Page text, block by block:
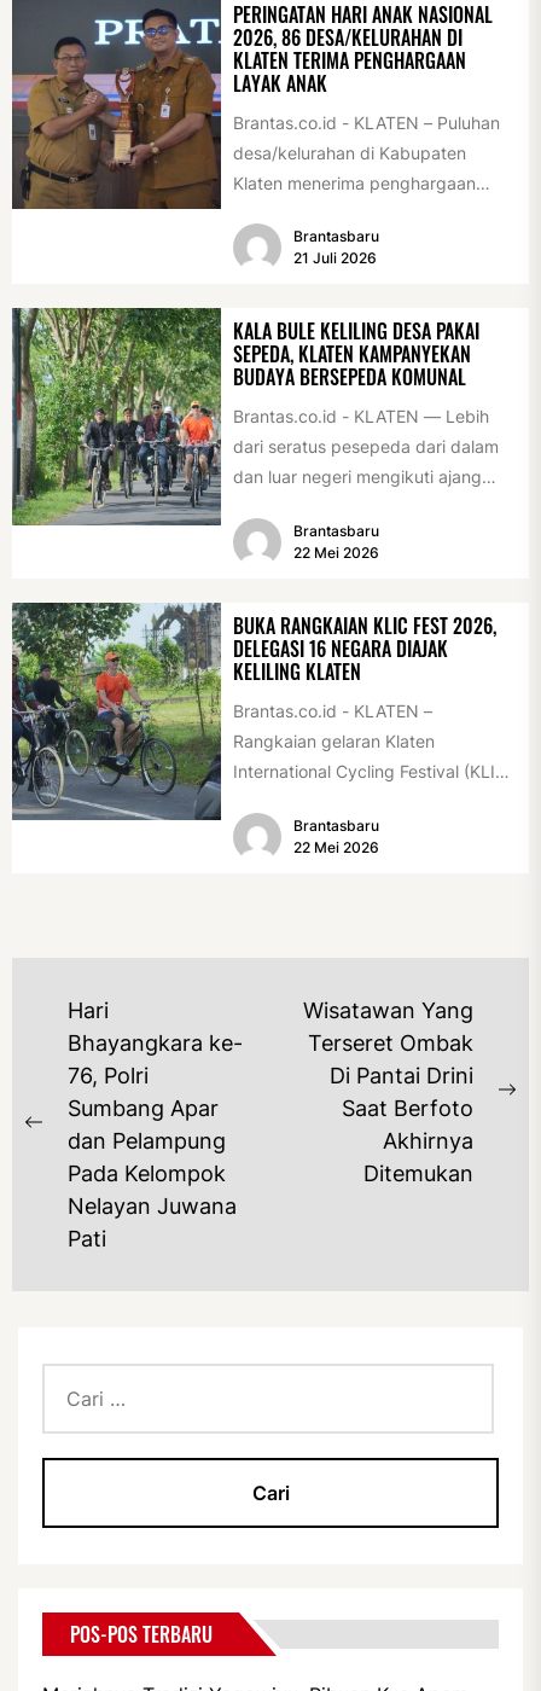
PERINGATAN HARI ANAK NASIONAL
2026, 86 DESA/KELURAHAN DI
KLATEN TERIMA PENGHARGAAN
LAYAK ANAK
Brantas.co.id - KLATEN – Puluhan
desa/kelurahan di Kabupaten
Klaten menerima penghargaan
2026. Penghargaan tersebut
Brantasbaru
21 Juli 2026
KALA BULE KELILING DESA PAKAI
SEPEDA, KLATEN KAMPANYEKAN
BUDAYA BERSEPEDA KOMUNAL
Brantas.co.id - KLATEN — Lebih
dari seratus pesepeda dari dalam
dan luar negeri mengikuti ajang
Association Rally...
Brantasbaru
22 Mei 2026
BUKA RANGKAIAN KLIC FEST 2026,
DELEGASI 16 NEGARA DIAJAK
KELILING KLATEN
Brantas.co.id - KLATEN –
Rangkaian gelaran Klaten
International Cycling Festival (KLIC
(17/5/2026). Rangkaian kegiatan
dibuka...
Brantasbaru
22 Mei 2026
NAVIGASI
POS
Previous
post:
Hari
Bhayangkara ke-
76, Polri
Sumbang Apar
dan Pelampung
Pada Kelompok
Nelayan Juwana
Pati
Wisatawan Yang
Terseret Ombak
Di Pantai Drini
Saat Berfoto
Akhirnya
Ditemukan
untuk:
POS-POS TERBARU